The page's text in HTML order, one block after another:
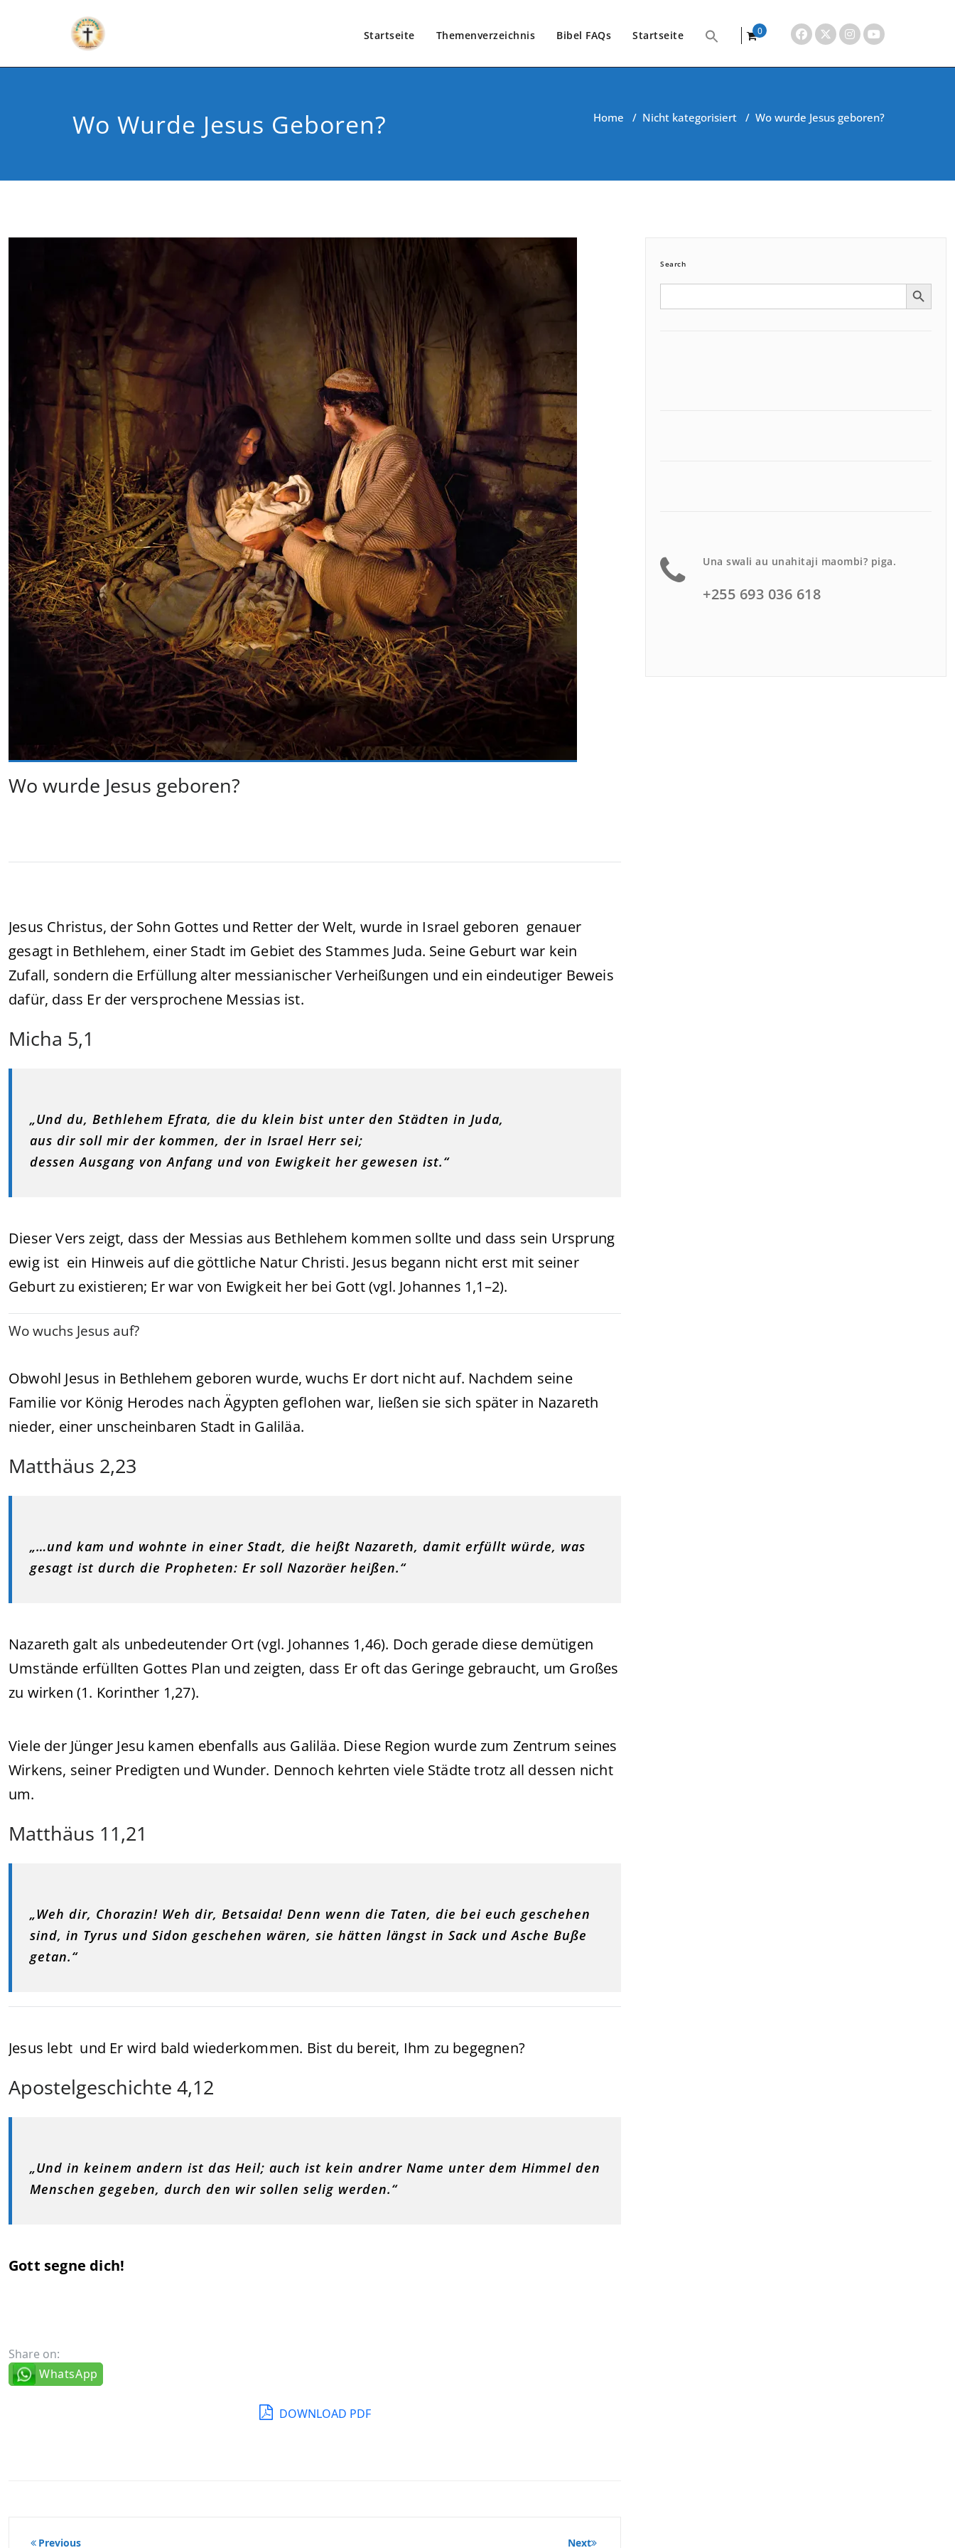
Startseite Themenverzeichnis Bibel FAQs Startseite
0
Wo Wurde Jesus Geboren? Home / Nicht kategorisiert / Wo wurde Jesus geboren?
Wo wurde Jesus geboren?
Jesus Christus, der Sohn Gottes und Retter der Welt, wurde in Israel geboren genauer
gesagt in Bethlehem, einer Stadt im Gebiet des Stammes Juda. Seine Geburt war kein
Zufall, sondern die Erfüllung alter messianischer Verheißungen und ein eindeutiger Beweis
dafür, dass Er der versprochene Messias ist.
Micha 5,1
„Und du, Bethlehem Efrata, die du klein bist unter den Städten in Juda,
aus dir soll mir der kommen, der in Israel Herr sei;
dessen Ausgang von Anfang und von Ewigkeit her gewesen ist.“
Dieser Vers zeigt, dass der Messias aus Bethlehem kommen sollte und dass sein Ursprung
ewig ist ein Hinweis auf die göttliche Natur Christi. Jesus begann nicht erst mit seiner
Geburt zu existieren; Er war von Ewigkeit her bei Gott (vgl. Johannes 1,1–2).
Wo wuchs Jesus auf?
Obwohl Jesus in Bethlehem geboren wurde, wuchs Er dort nicht auf. Nachdem seine
Familie vor König Herodes nach Ägypten geflohen war, ließen sie sich später in Nazareth
nieder, einer unscheinbaren Stadt in Galiläa.
Matthäus 2,23
„…und kam und wohnte in einer Stadt, die heißt Nazareth, damit erfüllt würde, was
gesagt ist durch die Propheten: Er soll Nazoräer heißen.“
Nazareth galt als unbedeutender Ort (vgl. Johannes 1,46). Doch gerade diese demütigen
Umstände erfüllten Gottes Plan und zeigten, dass Er oft das Geringe gebraucht, um Großes
zu wirken (1. Korinther 1,27).
Viele der Jünger Jesu kamen ebenfalls aus Galiläa. Diese Region wurde zum Zentrum seines
Wirkens, seiner Predigten und Wunder. Dennoch kehrten viele Städte trotz all dessen nicht
um.
Matthäus 11,21
„Weh dir, Chorazin! Weh dir, Betsaida! Denn wenn die Taten, die bei euch geschehen
sind, in Tyrus und Sidon geschehen wären, sie hätten längst in Sack und Asche Buße
getan.“
Jesus lebt und Er wird bald wiederkommen. Bist du bereit, Ihm zu begegnen?
Apostelgeschichte 4,12
„Und in keinem andern ist das Heil; auch ist kein andrer Name unter dem Himmel den
Menschen gegeben, durch den wir sollen selig werden.“
Gott segne dich!
Share on:
WhatsApp
DOWNLOAD PDF
Beitragsnavigation
Previous Next
Search
Search Search Button
Una swali au unahitaji maombi? piga.
+255 693 036 618